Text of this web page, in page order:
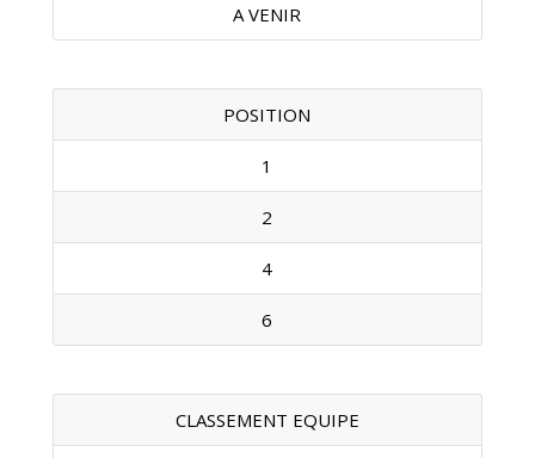
A VENIR
POSITION
1
2
4
6
CLASSEMENT EQUIPE